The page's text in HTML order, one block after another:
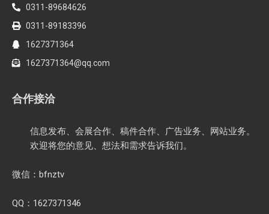
0311-89684626
0311-89183396
1627371364
1627371364@qq.com
合作接洽
信息发布、会展合作、稿件合作、广告业务、网站业务。
欢迎将您的意见、想法和需求告诉我们。
微信：bfnztv
QQ：1627371346